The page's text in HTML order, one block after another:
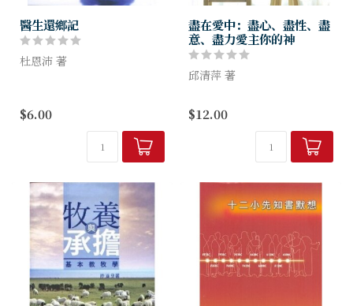
醫生還鄉記
杜恩沛 著
辛酸痛苦，使讀者能從中明白
一些歷史的進程和宣教的偉
業。書中的主角杜道明醫生，
童年坎坷，於幼...
$6.00
盡在愛中：盡心、盡性、盡
意、盡力愛主你的神
邱清萍 著
（Mind）、力
（Strength）、性（Soul）
——人的各方面來探討如何竭
盡所能，用盡所有，挖盡心
$12.00